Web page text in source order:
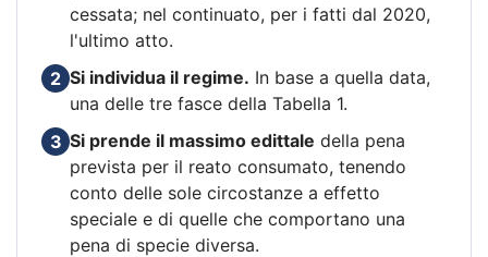
cessata; nel continuato, per i fatti dal 2020,
l'ultimo atto.
2 Si individua il regime. In base a quella data,
una delle tre fasce della Tabella 1.
3 Si prende il massimo edittale della pena
prevista per il reato consumato, tenendo
conto delle sole circostanze a effetto
speciale e di quelle che comportano una
pena di specie diversa.